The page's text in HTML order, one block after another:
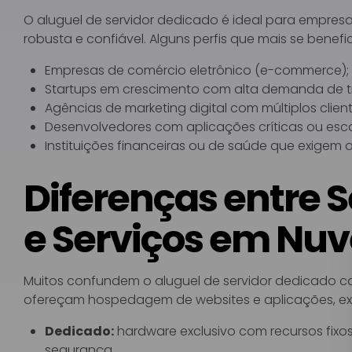
O aluguel de servidor dedicado é ideal para
robusta e confiável. Alguns perfis que mais se
Empresas de comércio eletrônico (e-commerce);
Startups em crescimento com alta demanda de
Agências de marketing digital com múltiplos
Desenvolvedores com aplicações críticas ou
Instituições financeiras ou de saúde que exigem
Diferenças entre
e Serviços em
Muitos confundem o aluguel de servidor dedicado
ofereçam hospedagem de websites e aplicações,
Dedicado: hardware exclusivo com recursos